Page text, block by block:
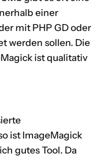
einer
mit PHP GD oder
werden sollen. Die
ist qualitativ
ist ImageMagick
gutes Tool. Da